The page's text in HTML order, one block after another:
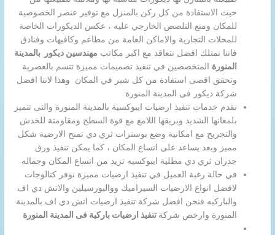
حيث الاستفادة من كل ركن بالمنزل مع توفير عنصر الخصوصية
للمكان ومنع التلصص الخارجي عليه ، عكس الديكورات الخاصة
للمحلات التجارية والاماكن العامة من مطاعم وكافيهات وفنادق
فاننا نمتلك افضل نتعاقد مع اكبر مكاتب مهندسين ديكور بالمدينة
المنورة المتخصصين في تنفيذ تصميمات مميزة تتسم بالعصرية
وتحقق اقصى استفادة من كل شبر في المكان وهذا لاننا افضل
شركة ديكور فى المدينة المنورة
نقدم خدمات تنفيذ ارضيات ايبوكسية بالمدينة المنورة والتى تتميز
بلمعانها الشديد وبريقها اللامع مع قوة السطح ومقاومتة للخدش
والتجريح مع امكانية وضع بوسترات ثري دي تمنح الارضية شكل
مميز وبعد يساعد على اتساع المكان ، كما يمكن تنفيذ ورق
جدران ثري دي مطلية ايبوكسيه تزيد من اتساع المكان وجماله
في حالة رغبة العميل في تنفيذ ارضيات مميزة نوفر كتالوجات
لافضل انواع الارضيات السيراميك ووالبورسيلين والاتش دي اف
والباركيه فنحن افضل شركة تنفيذ ارضيات اتش دي اف بالمدينة
المنورة وارخص شركة تنفيذ ارضيات باركية فى المدينة المنورة